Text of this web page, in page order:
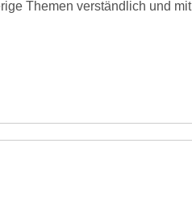
Themen verständlich und mit